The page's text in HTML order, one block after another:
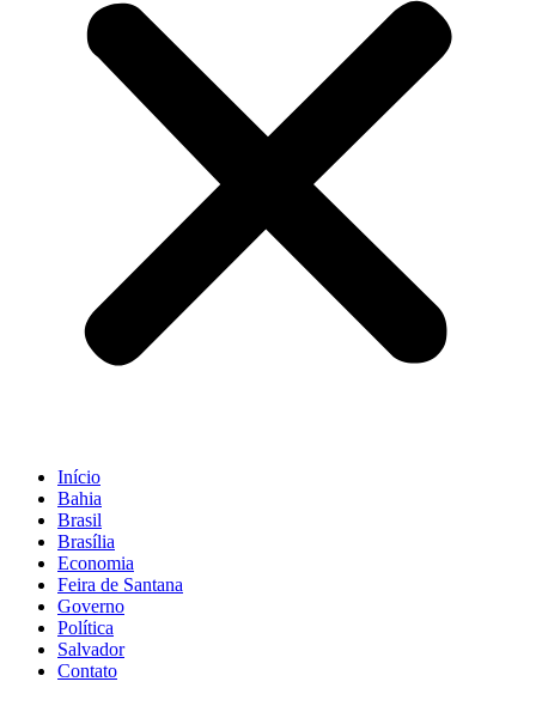
Início
Bahia
Brasil
Brasília
Economia
Feira de Santana
Governo
Política
Salvador
Contato